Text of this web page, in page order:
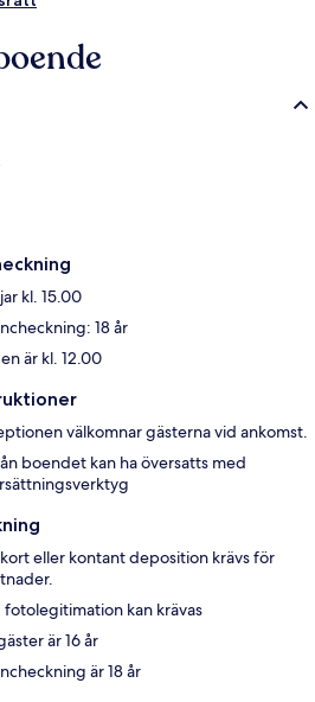
2 barer/lounger, en bar vid poolen och
kl. 15.00
18 år
är kl. 12.00
välkomnar gästerna vid ankomst.
boendet kan ha översatts med
eller kontant deposition krävs för
kan krävas
är 16 år
är 18 år